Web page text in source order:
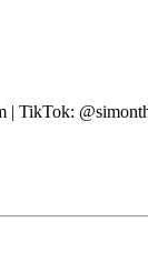
| TikTok: